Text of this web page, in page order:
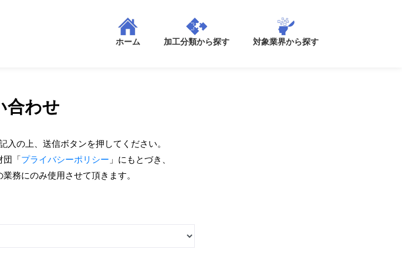
ホーム 加工分類から探す 対象業界から探す
合わせ
の上、送信ボタンを押してください。
団「プライバシーポリシー 」にもとづき、
務にのみ使用させて頂きます。